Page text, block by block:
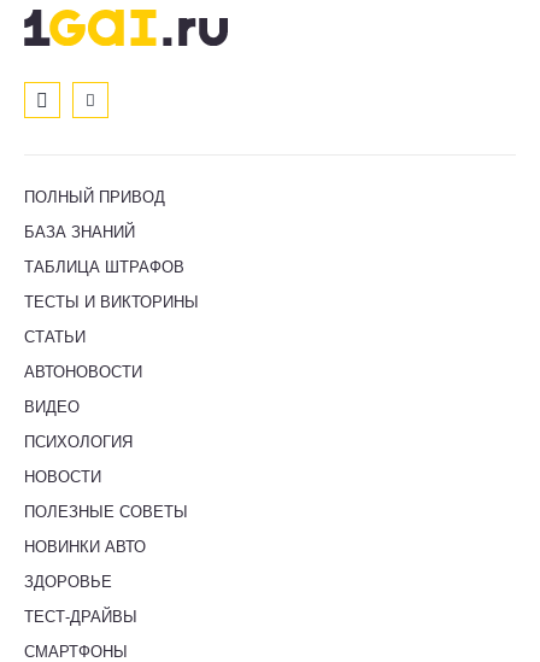
ПОЛНЫЙ ПРИВОД
БАЗА ЗНАНИЙ
ТАБЛИЦА ШТРАФОВ
ТЕСТЫ И ВИКТОРИНЫ
СТАТЬИ
АВТОНОВОСТИ
ВИДЕО
ПСИХОЛОГИЯ
НОВОСТИ
ПОЛЕЗНЫЕ СОВЕТЫ
НОВИНКИ АВТО
ЗДОРОВЬЕ
ТЕСТ-ДРАЙВЫ
СМАРТФОНЫ